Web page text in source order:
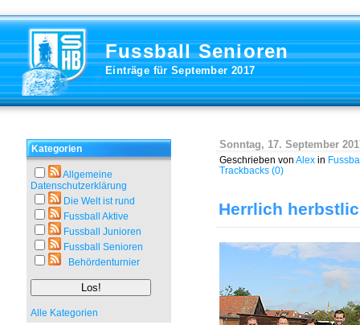
Fussball Senioren
Einträge für September 2017
Kategorien
Allgemeine
Datenschutzerklärung
Die Welt ist rund
Fussball Aktive
Fussball Junioren
Fussball Senioren
Behördenturnier
Alle Kategorien
Sonntag, 17. September
Geschrieben von Alex in
Trackbacks (0)
Herrlich